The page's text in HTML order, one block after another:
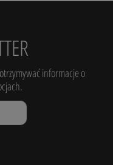
informacje o